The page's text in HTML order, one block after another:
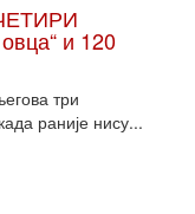
и 120
три
раније нису...